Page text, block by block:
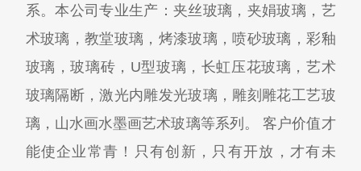
系。本公司专业生产：夹丝玻璃，夹娟玻璃，艺
术玻璃，教堂玻璃，烤漆玻璃，喷砂玻璃，彩釉
玻璃，玻璃砖，U型玻璃，长虹压花玻璃，艺术
玻璃隔断，激光内雕发光玻璃，雕刻雕花工艺玻
璃，山水画水墨画艺术玻璃等系列。 客户价值才
能使企业常青！只有创新，只有开放，才有未